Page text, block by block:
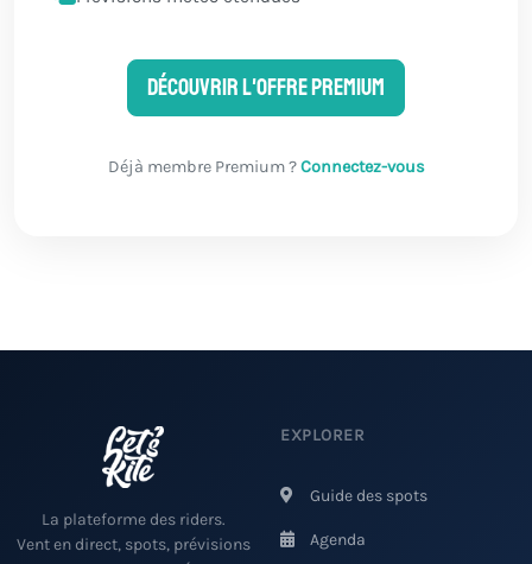
Découvrir l'offre Premium
Déjà membre Premium ?Connectez-vous
La plateforme des riders.
Vent en direct, spots, prévisions
EXPLORER
Guide des spots
Agenda